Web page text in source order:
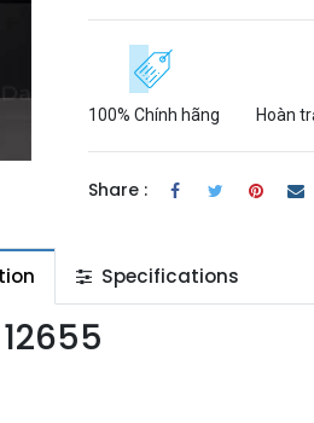
100% Chính hãng Hoàn
Share :
Specifications